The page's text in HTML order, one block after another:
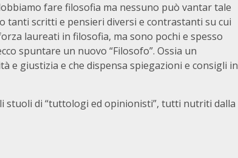
fare filosofia ma nessuno può vantar tale
tanti scritti e pensieri diversi e contrastanti su cui
laureati in filosofia, ma sono pochi e spesso
spuntare un nuovo “Filosofo”. Ossia un
e giustizia e che dispensa spiegazioni e consigli in
stuoli di “tuttologi ed opinionisti”, tutti nutriti dalla